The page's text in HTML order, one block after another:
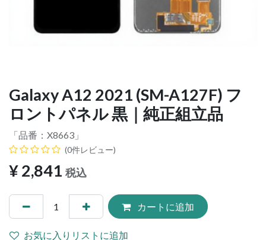
Galaxy A12 2021 (SM-A127F) フ
ロントパネル 黒｜純正組立品
「品番： X8663 」
(0件レビュー)
¥2,841 税込
カートに追加
お気に入りリストに追加